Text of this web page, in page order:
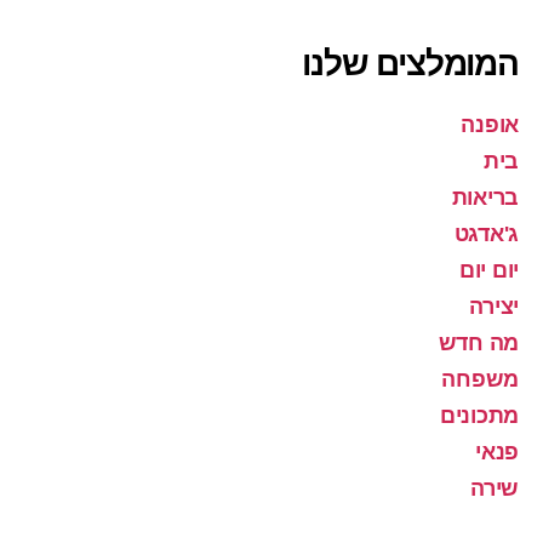
המומלצים שלנו
אופנה
בית
בריאות
ג'אדגט
יום יום
יצירה
מה חדש
משפחה
מתכונים
פנאי
שירה